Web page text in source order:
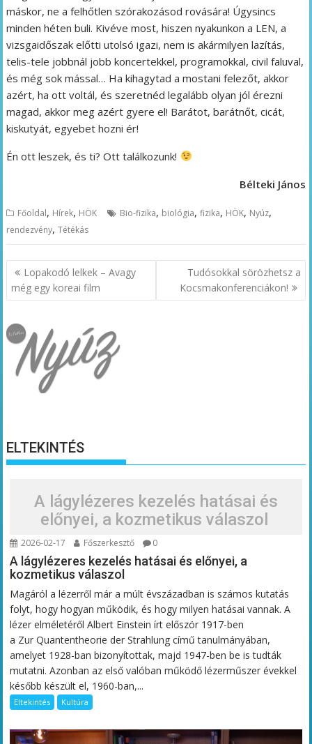
máskor, ne a felhőtlen szórakozásod rovására! Úgysincs
minden héten buli. Kivéve most, hiszen nyakunkon a LEN, a
vizsgaidőszak előtti utolsó igazi, nem is akármilyen lazítás,
telis-tele jobbnál jobb koncertekkel, programokkal, civil faluval,
és még sok mással… Ha kihagytad a mostani felezőt, akkor
azért, ha ott voltál, és szeretnéd legalább olyan jól érezni
magad, akkor meg azért gyere el! Barátot, barátnőt, cicát,
kiskutyát, egyebet hozni ér!
Én ott leszek, és ti? Ott találkozunk!
Bélteki János
Főoldal, Hírek, HÖK Bio-fizika, biológia,fizika, HÖK, Nyúz,
rendezvény,Tétékás
Bejegyzés
navigáció
Lopakodó lelkek – Avagy
még egy koreai film
Tudósokkal sörözhetsz a
Kocsmakonferenciákon!
ELTEKINTÉS
A lágylézeres kezelés hatásai és
előnyei, a kozmetikus válaszol
2026-02-17 Főszerkesztő 0
A lágylézeres kezelés hatásai és előnyei, a
kozmetikus válaszol
Magáról a lézerről már a múlt évszázadban is számos kutatás
folyt, hogy hogyan működik, és hogy milyen hatásai vannak. A
lézer elméletéről Albert Einstein írt először 1917-ben
a Zur Quantentheorie der Strahlung című tanulmányában,
amelyet 1928-ban bizonyítottak, majd 1947-ben be is tudták
mutatni. Azonban az első valóban működő lézerműszer évekkel
később készült el, 1960-ban,...
Eltekintés Kultúra